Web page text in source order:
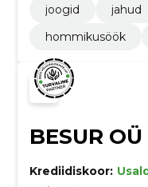
joogid
jahud
hommikusöök
BESUR OÜ
Krediidiskoor: